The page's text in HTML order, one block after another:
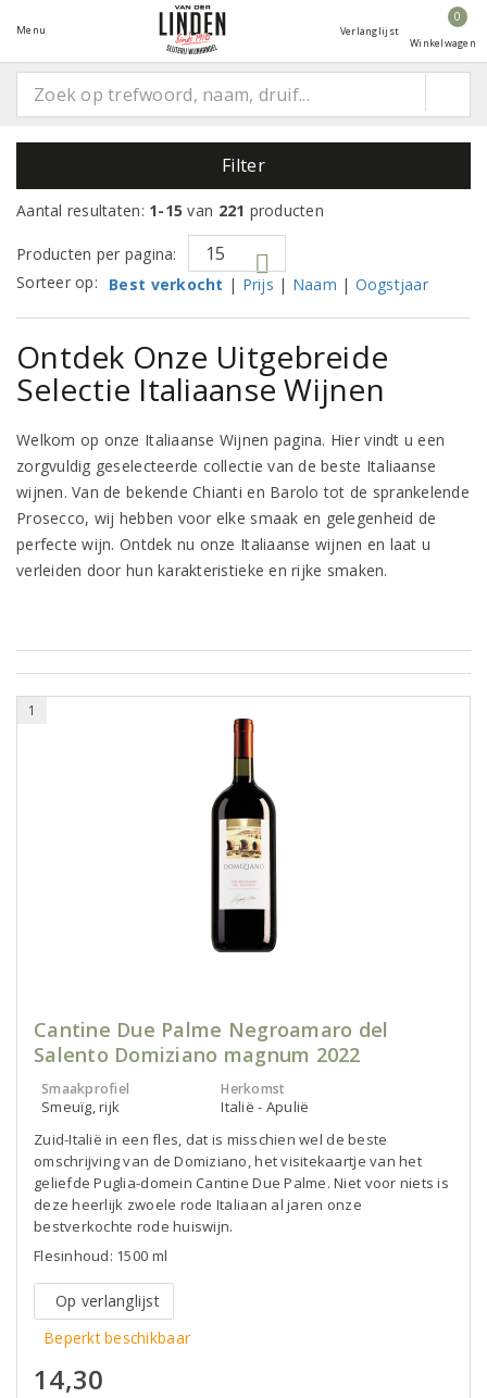
Menu Verlanglijst
0
Winkelwagen
Filter
Aantal resultaten: 1-15 van 221 producten
Producten per pagina:
Sorteer op:
Best verkocht | Prijs | Naam | Oogstjaar
Ontdek Onze Uitgebreide
Selectie Italiaanse Wijnen
Welkom op onze Italiaanse Wijnen pagina. Hier vindt u een
zorgvuldig geselecteerde collectie van de beste Italiaanse
wijnen. Van de bekende Chianti en Barolo tot de sprankelende
Prosecco, wij hebben voor elke smaak en gelegenheid de
perfecte wijn. Ontdek nu onze Italiaanse wijnen en laat u
verleiden door hun karakteristieke en rijke smaken.
1
Cantine Due Palme Negroamaro del
Salento Domiziano magnum 2022
Smaakprofiel
Smeuïg, rijk
Herkomst
Italië - Apulië
Zuid-Italië in een fles, dat is misschien wel de beste
omschrijving van de Domiziano, het visitekaartje van het
geliefde Puglia-domein Cantine Due Palme. Niet voor niets is
deze heerlijk zwoele rode Italiaan al jaren onze
bestverkochte rode huiswijn.
Flesinhoud: 1500 ml
Op verlanglijst
Beperkt beschikbaar
14,30